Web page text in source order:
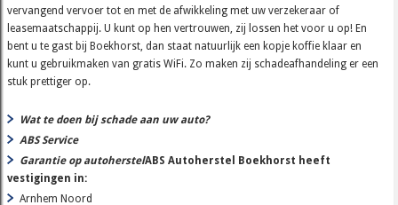
vervangend vervoer tot en met de afwikkeling met uw verzekeraar of
leasemaatschappij. U kunt op hen vertrouwen, zij lossen het voor u op! En
bent u te gast bij Boekhorst, dan staat natuurlijk een kopje koffie klaar en
kunt u gebruikmaken van gratis WiFi. Zo maken zij schadeafhandeling er een
stuk prettiger op.
Wat te doen bij schade aan uw auto?
ABS Service
Garantie op autoherstelABS Autoherstel Boekhorst heeft
vestigingen in:
Arnhem Noord